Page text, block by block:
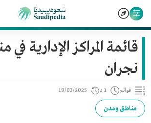
قائمة المراكز الإدارية في
نجران
قوائم 1 د 19/03/2025
مناطق ومدن